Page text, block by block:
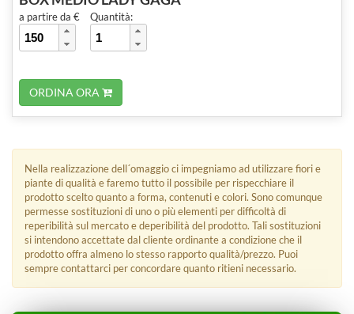
a partire da € Quantità:
ORDINA ORA
Nella realizzazione dell´omaggio ci impegniamo ad utilizzare fiori e
piante di qualità e faremo tutto il possibile per rispecchiare il
prodotto scelto quanto a forma, contenuti e colori. Sono comunque
permesse sostituzioni di uno o più elementi per difficoltà di
reperibilità sul mercato e deperibilità del prodotto. Tali sostituzioni
si intendono accettate dal cliente ordinante a condizione che il
prodotto offra almeno lo stesso rapporto qualità/prezzo. Puoi
sempre contattarci per concordare quanto ritieni necessario.